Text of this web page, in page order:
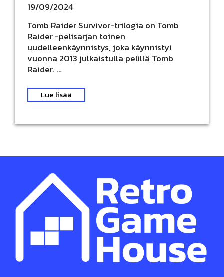
19/09/2024
Tomb Raider Survivor-trilogia on Tomb
Raider -pelisarjan toinen
uudelleenkäynnistys, joka käynnistyi
vuonna 2013 julkaistulla pelillä Tomb
Raider. …
Lue lisää